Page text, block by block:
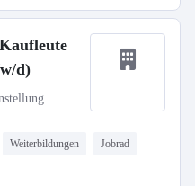
d)
Weiterbildungen Jobrad